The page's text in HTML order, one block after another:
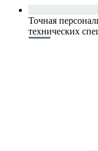
Точная
технических